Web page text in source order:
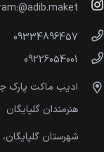
09334896457
09226054001
ادیب ماکت پارک
هنرمندان گلپایگان
شهرستان